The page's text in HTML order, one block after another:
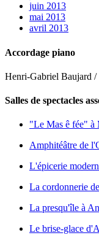
juin 2013
mai 2013
avril 2013
Accordage piano
Henri-Gabriel Baujard /
Salles de spectacles
"Le Mas ê fée" à
Amphitéâtre de
L'épicerie
La cordonnerie
La presqu'île à
Le brise-glace